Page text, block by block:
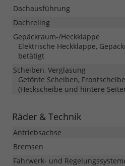
Dachausführung
Dachreling
Gepäckraum-/Heckklappe
Elektrische Heckklappe,
betätigt
Scheiben, Verglasung
Getönte Scheiben,
(Heckscheibe und hintere
Räder & Technik
Antriebsachse
Bremsen
Fahrwerk- und